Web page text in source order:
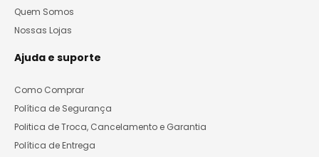
Quem Somos
Nossas Lojas
Ajuda e suporte
Como Comprar
Política de Segurança
Politica de Troca, Cancelamento e Garantia
Política de Entrega